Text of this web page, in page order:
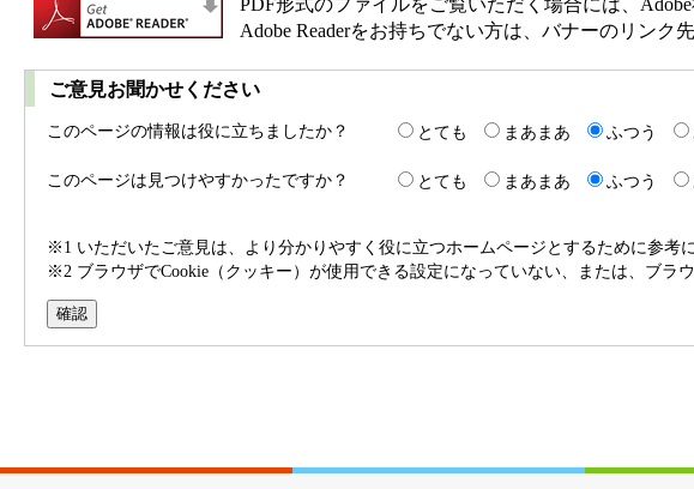
PDF形式のファイルをご覧いただく場合には、Adobe
Adobe Readerをお持ちでない方は、バナーのリンク
ご意見お聞かせください
このページの情報は役に立ちましたか？ とても まあまあ ふつう
このページは見つけやすかったですか？
とても まあまあ ふつう
※1 いただいたご意見は、より分かりやすく役に立つホームページとするために参考
※2 ブラウザでCookie（クッキー）が使用できる設定になっていない、または、ブラ